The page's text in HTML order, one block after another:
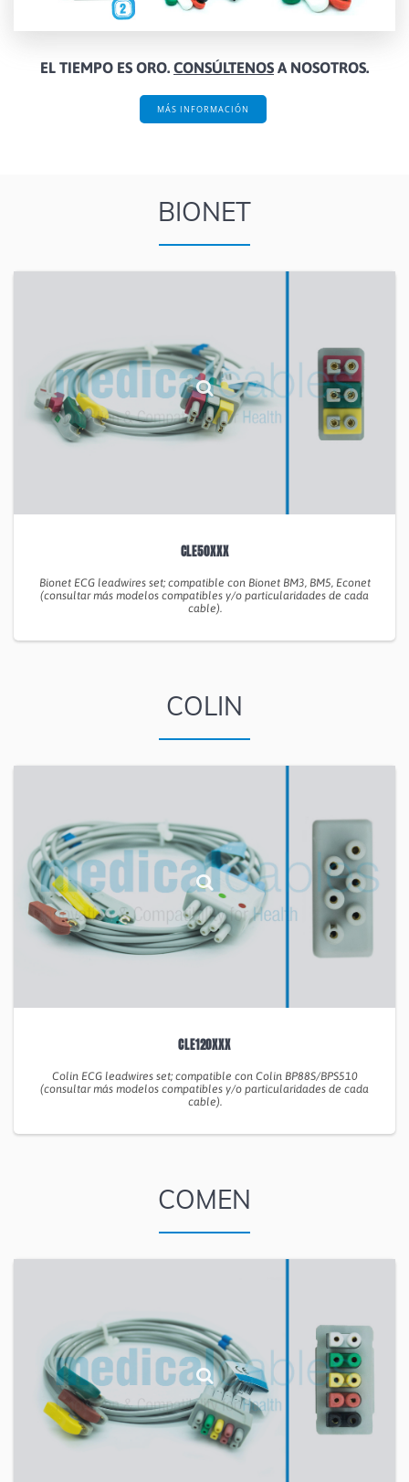
EL TIEMPO ES ORO. CONSÚLTENOS A NOSOTROS.
MÁS INFORMACIÓN
BIONET
CLE50XXX
Bionet ECG leadwires set; compatible con Bionet BM3, BM5, Econet
(consultar más modelos compatibles y/o particularidades de cada
cable).
COLIN
CLE120XXX
Colin ECG leadwires set; compatible con Colin BP88S/BPS510
(consultar más modelos compatibles y/o particularidades de cada
cable).
COMEN